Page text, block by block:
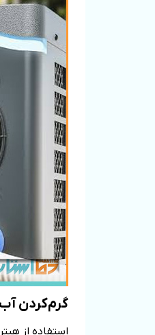
گرم‌کردن
استفاده از